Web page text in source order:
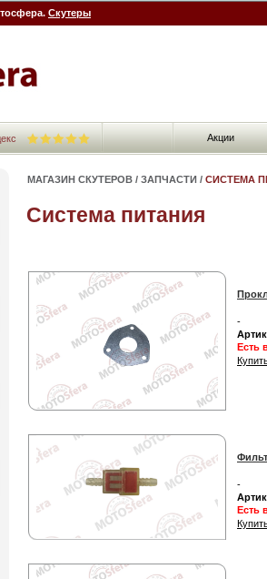
Скутеры
Акции
МАГАЗИН СКУТЕРОВ / ЗАПЧАСТИ / СИСТЕМА
Система питания
-
Есть
-
Есть